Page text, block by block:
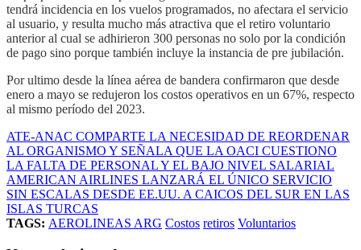
tendrá incidencia en los vuelos programados, no afectara el servicio
al usuario, y resulta mucho más atractiva que el retiro voluntario
anterior al cual se adhirieron 300 personas no solo por la condición
de pago sino porque también incluye la instancia de pre jubilación.
Por ultimo desde la línea aérea de bandera confirmaron que desde
enero a mayo se redujeron los costos operativos en un 67%, respecto
al mismo período del 2023.
ATE-ANAC COMPARTE LA NECESIDAD DE REORDENAR
AL ORGANISMO Y SEÑALA QUE LA OACI CUESTIONO
LA FALTA DE PERSONAL Y EL BAJO NIVEL SALARIAL
AMERICAN AIRLINES LANZARÁ EL ÚNICO SERVICIO
SIN ESCALAS DESDE EE.UU. A CAICOS DEL SUR EN LAS
ISLAS TURCAS
TAGS: AEROLINEAS ARG Costos retiros Voluntarios